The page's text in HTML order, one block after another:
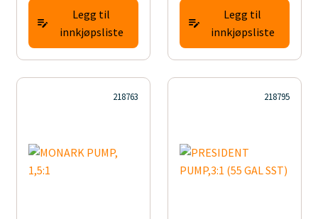
Legg til
innkjøpsliste
Legg til
innkjøpsliste
218763 218795